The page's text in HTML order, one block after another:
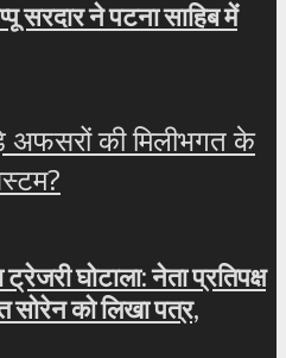
सरदार ने पटना साहिब में
घोटाला: नेता प्रतिपक्ष
सोरेन को लिखा पत्र,